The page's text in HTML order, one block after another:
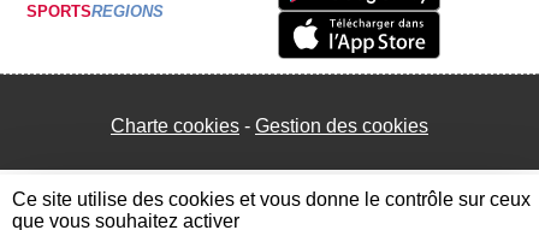
SPORTSREGIONS
Charte cookies Gestion des cookies
Ce site utilise des cookies et vous donne le contrôle sur ceux
que vous souhaitez activer